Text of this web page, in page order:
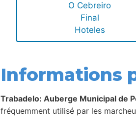
O Cebreiro
Final
Hoteles
Informations
Trabadelo: Auberge Municipal de
fréquemment utilisé par les